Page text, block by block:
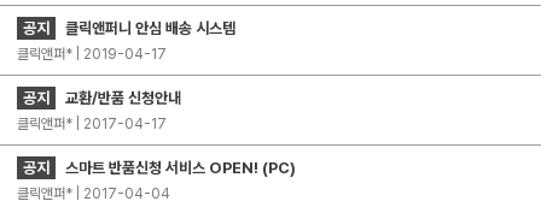
공지 클릭앤퍼니 안심 배송 시스템
클릭앤퍼* | 2019-04-17
공지 교환/반품 신청안내
클릭앤퍼* | 2017-04-17
공지 스마트 반품신청 서비스 OPEN! (PC)
클릭앤퍼* | 2017-04-04